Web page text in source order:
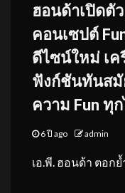
ฮอนด้าเปิดตั
คอนเซปต์
ดีไซน์ใหม่ เค
ฟังก์ชันทันส
ความ Fun ทุ
6 ปี ago admin
เอ.พี. ฮอนด้า ตอกย้ำ